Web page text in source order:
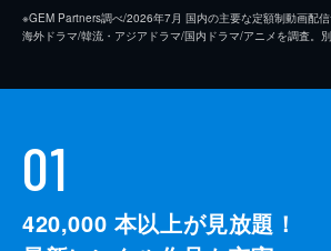
※GEM Partners調べ/2026年7⽉ 国内の主要な定額制動画配
海外ドラマ/韓流・アジアドラマ/国内ドラマ/アニメを調査。別
01
420,000 本以上が見放題！